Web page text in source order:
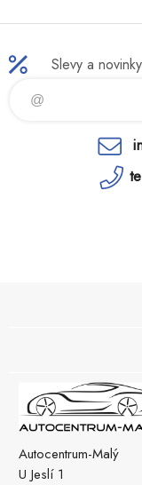
Slevy a
Autocentrum-Malý
U Jeslí 1